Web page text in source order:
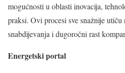
mogućnosti u oblasti inovacija,
praksi. Ovi procesi sve snažnije utiču
snabdijevanja i dugoročni rast
Energetski portal